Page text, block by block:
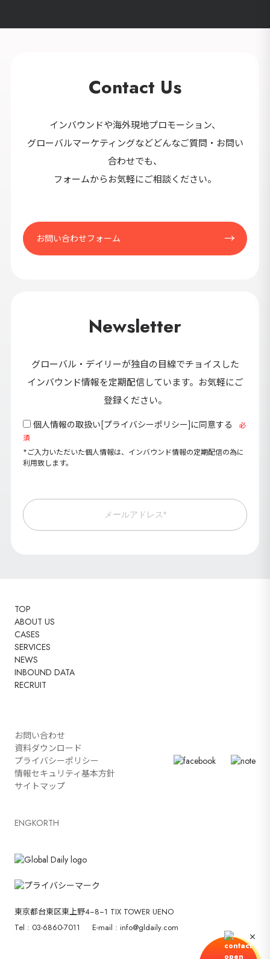
Contact Us
インバウンドや海外現地プロモーション、
グローバルマーケティングなどどんなご質問・お問い
合わせでも、
フォームからお気軽にご相談ください。
お問い合わせフォーム
Newsletter
グローバル・デイリーが独自の目線でチョイスした
インバウンド情報を定期配信しています。お気軽にご
登録ください。
個人情報の取扱い[プライバシーポリシー]に同意する
必
須
*ご入力いただいた個人情報は、インバウンド情報の定期配信の為に
利用致します。
メールアドレス*
TOP
ABOUT US
CASES
SERVICES
NEWS
INBOUND DATA
RECRUIT
お問い合わせ
資料ダウンロード
プライバシーポリシー
情報セキュリティ基本方針
サイトマップ
ENGKORTH
東京都台東区東上野4−8−1 TIX TOWER UENO
Tel : 03-6860-7011
E-mail : info@gldaily.com